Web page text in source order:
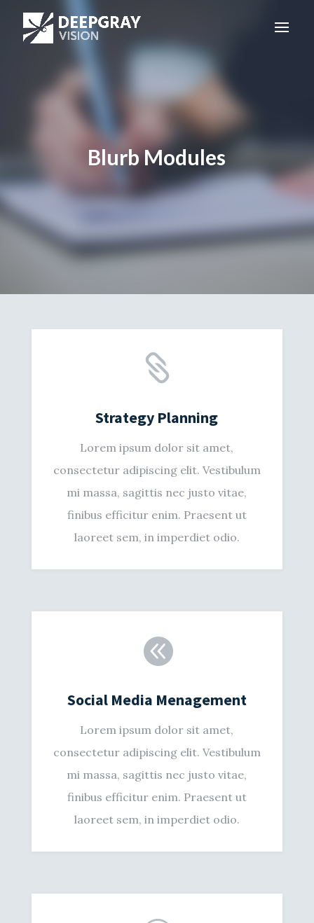
Blurb Modules

Strategy Planning
Lorem ipsum dolor sit amet,
consectetur adipiscing elit. Vestibulum
mi massa, sagittis nec justo vitae,
finibus efficitur enim. Praesent ut
laoreet sem, in imperdiet odio.

Social Media Menagement
Lorem ipsum dolor sit amet,
consectetur adipiscing elit. Vestibulum
mi massa, sagittis nec justo vitae,
finibus efficitur enim. Praesent ut
laoreet sem, in imperdiet odio.